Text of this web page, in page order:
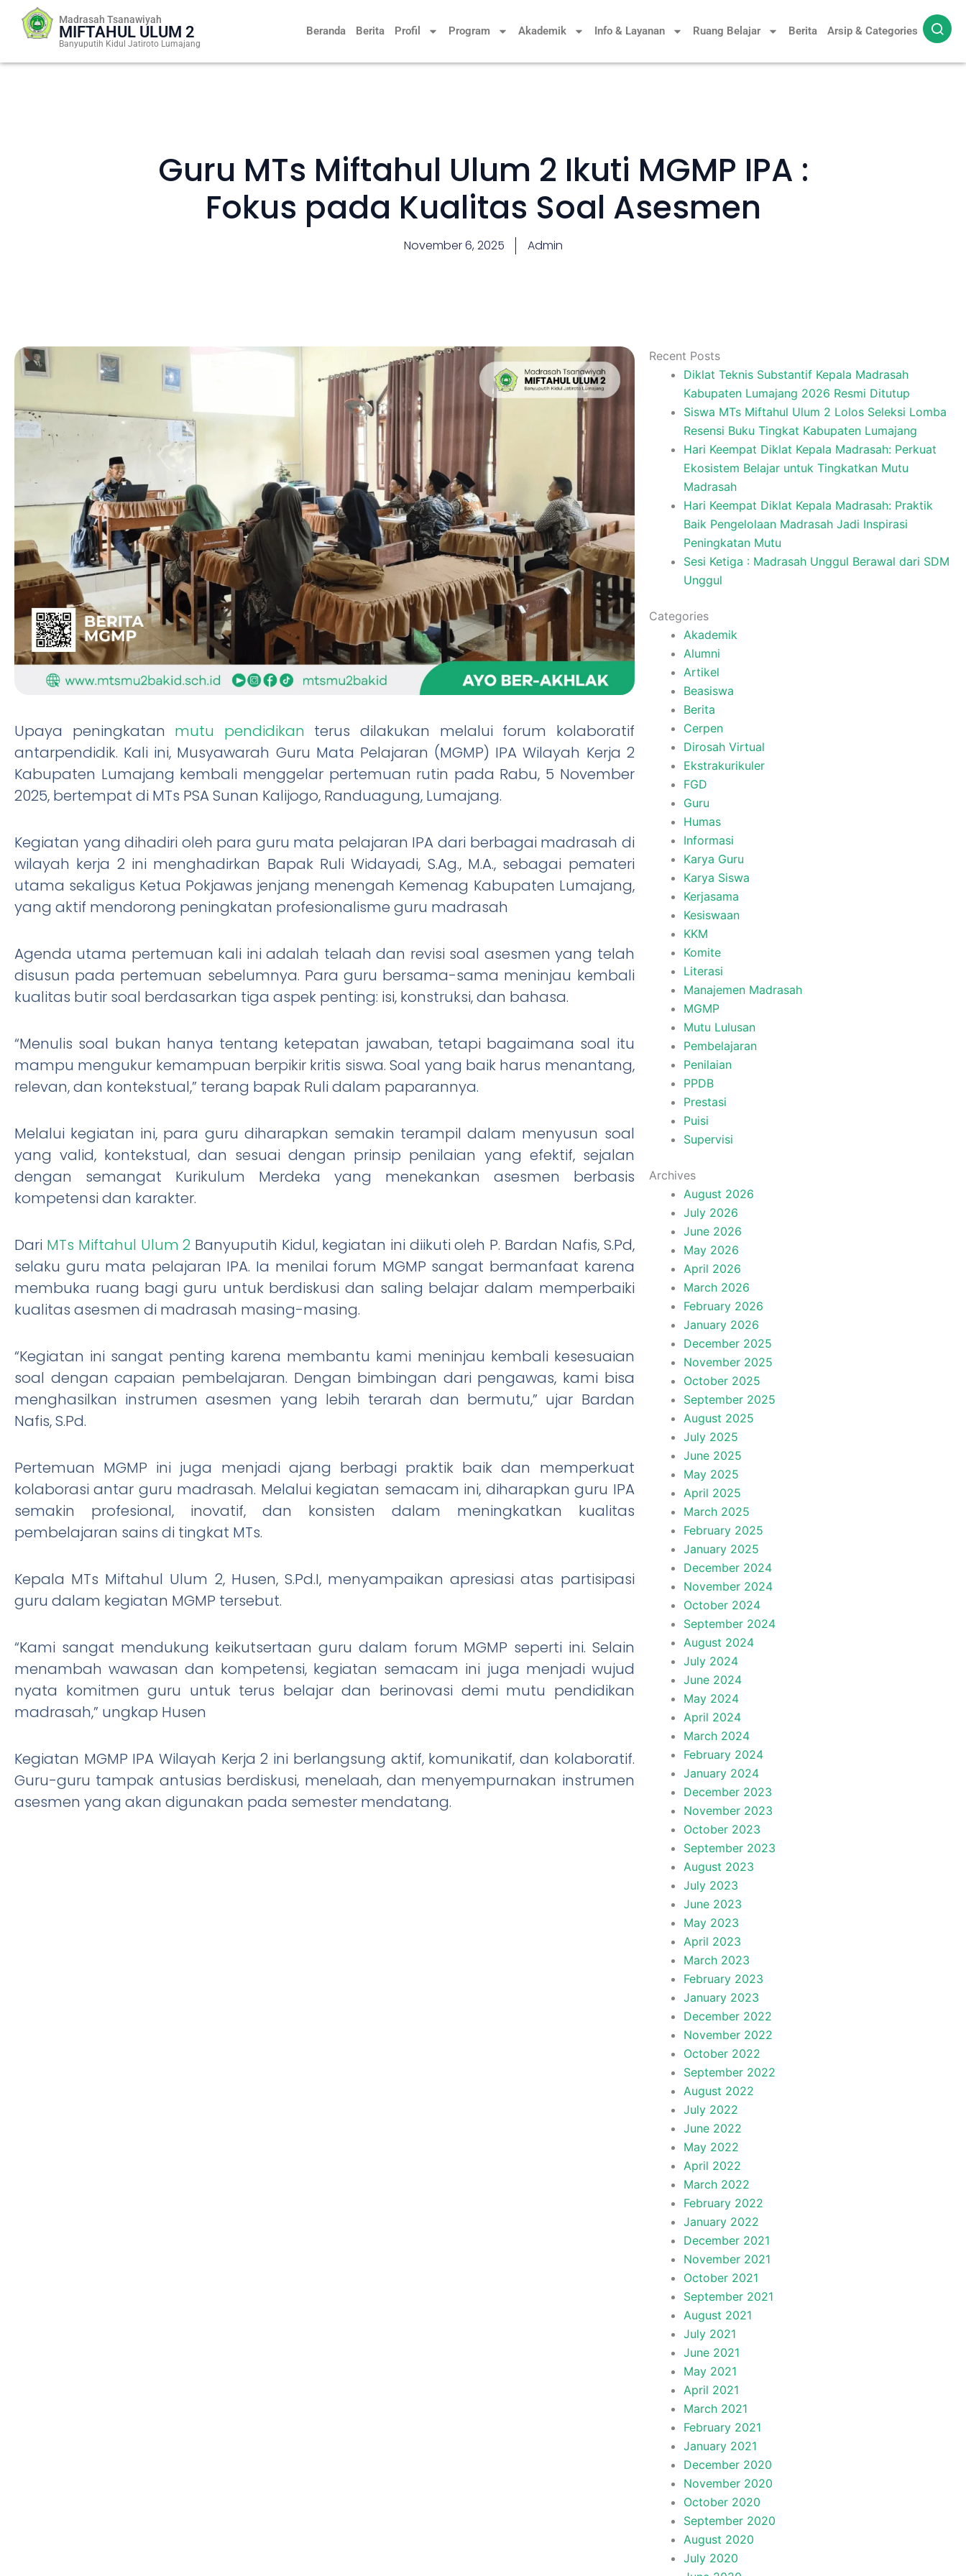
Beranda Berita Profil Program Akademik Info & Layanan Ruang Belajar Berita Arsip & Categories
Madrasah Tsanawiyah
MIFTAHUL ULUM 2
Banyuputih Kidul Jatiroto Lumajang
Guru MTs Miftahul Ulum 2 Ikuti MGMP IPA :
Fokus pada Kualitas Soal Asesmen
November 6, 2025 Admin
Upaya peningkatan mutu pendidikan terus dilakukan melalui forum kolaboratif
antarpendidik. Kali ini, Musyawarah Guru Mata Pelajaran (MGMP) IPA Wilayah Kerja 2
Kabupaten Lumajang kembali menggelar pertemuan rutin pada Rabu, 5 November
2025, bertempat di MTs PSA Sunan Kalijogo, Randuagung, Lumajang.
Kegiatan yang dihadiri oleh para guru mata pelajaran IPA dari berbagai madrasah di
wilayah kerja 2 ini menghadirkan Bapak Ruli Widayadi, S.Ag., M.A., sebagai pemateri
utama sekaligus Ketua Pokjawas jenjang menengah Kemenag Kabupaten Lumajang,
yang aktif mendorong peningkatan profesionalisme guru madrasah
Agenda utama pertemuan kali ini adalah telaah dan revisi soal asesmen yang telah
disusun pada pertemuan sebelumnya. Para guru bersama-sama meninjau kembali
kualitas butir soal berdasarkan tiga aspek penting: isi, konstruksi, dan bahasa.
“Menulis soal bukan hanya tentang ketepatan jawaban, tetapi bagaimana soal itu
mampu mengukur kemampuan berpikir kritis siswa. Soal yang baik harus menantang,
relevan, dan kontekstual,” terang bapak Ruli dalam paparannya.
Melalui kegiatan ini, para guru diharapkan semakin terampil dalam menyusun soal
yang valid, kontekstual, dan sesuai dengan prinsip penilaian yang efektif, sejalan
dengan semangat Kurikulum Merdeka yang menekankan asesmen berbasis
kompetensi dan karakter.
Dari MTs Miftahul Ulum 2 Banyuputih Kidul, kegiatan ini diikuti oleh P. Bardan Nafis, S.Pd,
selaku guru mata pelajaran IPA. Ia menilai forum MGMP sangat bermanfaat karena
membuka ruang bagi guru untuk berdiskusi dan saling belajar dalam memperbaiki
kualitas asesmen di madrasah masing-masing.
“Kegiatan ini sangat penting karena membantu kami meninjau kembali kesesuaian
soal dengan capaian pembelajaran. Dengan bimbingan dari pengawas, kami bisa
menghasilkan instrumen asesmen yang lebih terarah dan bermutu,” ujar Bardan
Nafis, S.Pd.
Pertemuan MGMP ini juga menjadi ajang berbagi praktik baik dan memperkuat
kolaborasi antar guru madrasah. Melalui kegiatan semacam ini, diharapkan guru IPA
semakin profesional, inovatif, dan konsisten dalam meningkatkan kualitas
pembelajaran sains di tingkat MTs.
Kepala MTs Miftahul Ulum 2, Husen, S.Pd.I, menyampaikan apresiasi atas partisipasi
guru dalam kegiatan MGMP tersebut.
“Kami sangat mendukung keikutsertaan guru dalam forum MGMP seperti ini. Selain
menambah wawasan dan kompetensi, kegiatan semacam ini juga menjadi wujud
nyata komitmen guru untuk terus belajar dan berinovasi demi mutu pendidikan
madrasah,” ungkap Husen
Kegiatan MGMP IPA Wilayah Kerja 2 ini berlangsung aktif, komunikatif, dan kolaboratif.
Guru-guru tampak antusias berdiskusi, menelaah, dan menyempurnakan instrumen
asesmen yang akan digunakan pada semester mendatang.
Recent Posts
Diklat Teknis Substantif Kepala Madrasah
Kabupaten Lumajang 2026 Resmi Ditutup
Siswa MTs Miftahul Ulum 2 Lolos Seleksi Lomba
Resensi Buku Tingkat Kabupaten Lumajang
Hari Keempat Diklat Kepala Madrasah: Perkuat
Ekosistem Belajar untuk Tingkatkan Mutu
Madrasah
Hari Keempat Diklat Kepala Madrasah: Praktik
Baik Pengelolaan Madrasah Jadi Inspirasi
Peningkatan Mutu
Sesi Ketiga : Madrasah Unggul Berawal dari SDM
Unggul
Categories
Akademik
Alumni
Artikel
Beasiswa
Berita
Cerpen
Dirosah Virtual
Ekstrakurikuler
FGD
Guru
Humas
Informasi
Karya Guru
Karya Siswa
Kerjasama
Kesiswaan
KKM
Komite
Literasi
Manajemen Madrasah
MGMP
Mutu Lulusan
Pembelajaran
Penilaian
PPDB
Prestasi
Puisi
Supervisi
Archives
August 2026
July 2026
June 2026
May 2026
April 2026
March 2026
February 2026
January 2026
December 2025
November 2025
October 2025
September 2025
August 2025
July 2025
June 2025
May 2025
April 2025
March 2025
February 2025
January 2025
December 2024
November 2024
October 2024
September 2024
August 2024
July 2024
June 2024
May 2024
April 2024
March 2024
February 2024
January 2024
December 2023
November 2023
October 2023
September 2023
August 2023
July 2023
June 2023
May 2023
April 2023
March 2023
February 2023
January 2023
December 2022
November 2022
October 2022
September 2022
August 2022
July 2022
June 2022
May 2022
April 2022
March 2022
February 2022
January 2022
December 2021
November 2021
October 2021
September 2021
August 2021
July 2021
June 2021
May 2021
April 2021
March 2021
February 2021
January 2021
December 2020
November 2020
October 2020
September 2020
August 2020
July 2020